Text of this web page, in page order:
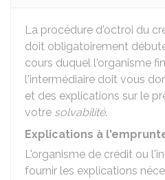
La procédure d'octroi du
doit obligatoirement
cours duquel l'organisme
l'intermédiaire doit vous
et des explications sur le
votre solvabilité.
Explications à
L'organisme de crédit ou
fournir les explications